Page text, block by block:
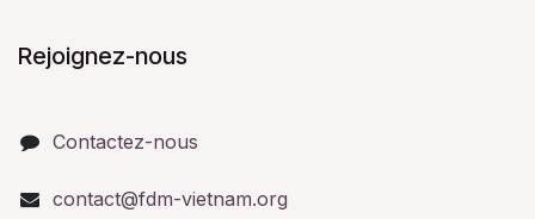
Rejoignez-nous
Contactez-nous
contact@fdm-vietnam.org